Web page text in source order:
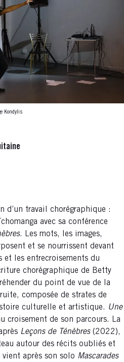
Kondylis
d’un travail chorégraphique :
avec sa conférence
. Les mots, les images,
et se nourrissent devant
et les entrecroisements du
chorégraphique de Betty
du point de vue de la
composée de strates de
culturelle et artistique. Une
croisement de son parcours. La
Leçons de Ténèbres (2022),
autour des récits oubliés et
après son solo Mascarades